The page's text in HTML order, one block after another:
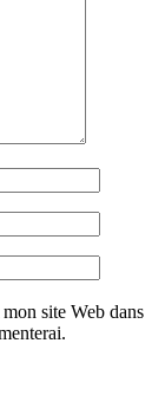
site Web dans